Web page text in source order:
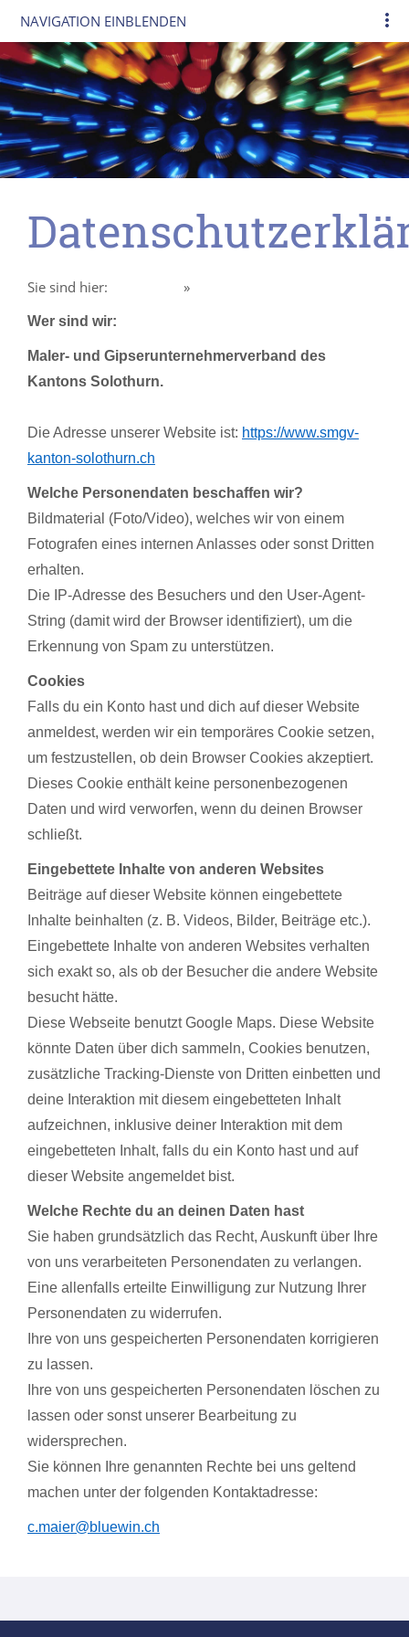
NAVIGATION EINBLENDEN
Sie sind hier: »
Wer sind wir:
Maler- und Gipserunternehmerverband des
Kantons Solothurn.
Die Adresse unserer Website ist: https://www.smgv-
kanton-solothurn.ch
Welche Personendaten beschaffen wir?
Bildmaterial (Foto/Video), welches wir von einem
Fotografen eines internen Anlasses oder sonst Dritten
erhalten.
Die IP-Adresse des Besuchers und den User-Agent-
String (damit wird der Browser identifiziert), um die
Erkennung von Spam zu unterstützen.
Cookies
Falls du ein Konto hast und dich auf dieser Website
anmeldest, werden wir ein temporäres Cookie setzen,
um festzustellen, ob dein Browser Cookies akzeptiert.
Dieses Cookie enthält keine personenbezogenen
Daten und wird verworfen, wenn du deinen Browser
schließt.
Eingebettete Inhalte von anderen Websites
Beiträge auf dieser Website können eingebettete
Inhalte beinhalten (z. B. Videos, Bilder, Beiträge etc.).
Eingebettete Inhalte von anderen Websites verhalten
sich exakt so, als ob der Besucher die andere Website
besucht hätte.
Diese Webseite benutzt Google Maps. Diese Website
könnte Daten über dich sammeln, Cookies benutzen,
zusätzliche Tracking-Dienste von Dritten einbetten und
deine Interaktion mit diesem eingebetteten Inhalt
aufzeichnen, inklusive deiner Interaktion mit dem
eingebetteten Inhalt, falls du ein Konto hast und auf
dieser Website angemeldet bist.
Welche Rechte du an deinen Daten hast
Sie haben grundsätzlich das Recht, Auskunft über Ihre
von uns verarbeiteten Personendaten zu verlangen.
Eine allenfalls erteilte Einwilligung zur Nutzung Ihrer
Personendaten zu widerrufen.
Ihre von uns gespeicherten Personendaten korrigieren
zu lassen.
Ihre von uns gespeicherten Personendaten löschen zu
lassen oder sonst unserer Bearbeitung zu
widersprechen.
Sie können Ihre genannten Rechte bei uns geltend
machen unter der folgenden Kontaktadresse:
c.maier@bluewin.ch